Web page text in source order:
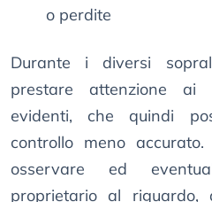
o perdite
Durante i diversi
prestare attenzione ai
evidenti, che quindi
controllo meno
osservare ed
proprietario al riguardo,